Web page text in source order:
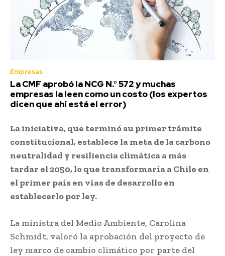
Empresas
La CMF aprobó la NCG N.° 572 y muchas
empresas la leen como un costo (los expertos
dicen que ahí está el error)
La iniciativa, que terminó su primer trámite
constitucional, establece la meta de la carbono
neutralidad y resiliencia climática a más
tardar el 2050, lo que transformaría a Chile en
el primer país en vías de desarrollo en
establecerlo por ley.
La ministra del Medio Ambiente, Carolina
Schmidt, valoró la aprobación del proyecto de
ley marco de cambio climático por parte del